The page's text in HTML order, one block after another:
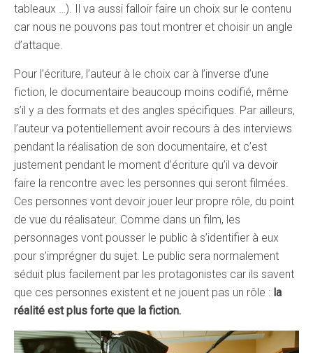
tableaux …). Il va aussi falloir faire un choix sur le contenu
car nous ne pouvons pas tout montrer et choisir un angle
d’attaque.
Pour l’écriture, l’auteur à le choix car à l’inverse d’une
fiction, le documentaire beaucoup moins codifié, même
s’il y a des formats et des angles spécifiques. Par ailleurs,
l’auteur va potentiellement avoir recours à des interviews
pendant la réalisation de son documentaire, et c’est
justement pendant le moment d’écriture qu’il va devoir
faire la rencontre avec les personnes qui seront filmées.
Ces personnes vont devoir jouer leur propre rôle, du point
de vue du réalisateur. Comme dans un film, les
personnages vont pousser le public à s’identifier à eux
pour s’imprégner du sujet. Le public sera normalement
séduit plus facilement par les protagonistes car ils savent
que ces personnes existent et ne jouent pas un rôle : la
réalité est plus forte que la fiction.